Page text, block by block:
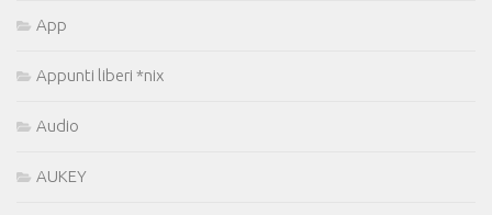
App
Appunti liberi *nix
Audio
AUKEY